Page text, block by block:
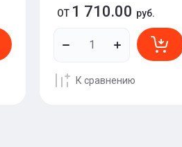
ОТ 1 710.00 руб.
К сравнению